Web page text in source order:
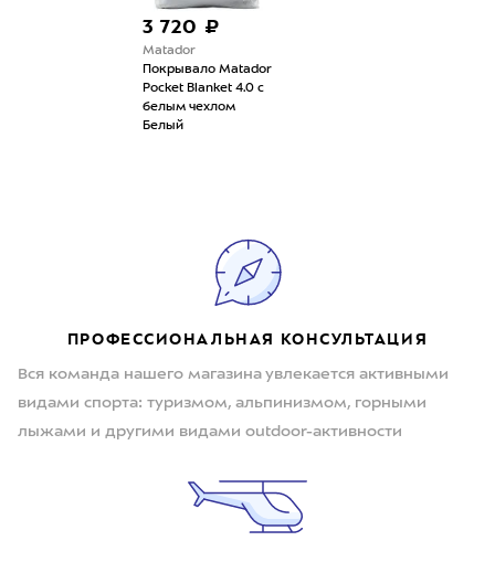
3 720 ₽
Matador
Покрывало Matador
Pocket Blanket 4.0 с
белым чехлом
Белый
ПРОФЕССИОНАЛЬНАЯ КОНСУЛЬТАЦИЯ
Вся команда нашего магазина увлекается активными
видами спорта: туризмом, альпинизмом, горными
лыжами и другими видами outdoor-активности